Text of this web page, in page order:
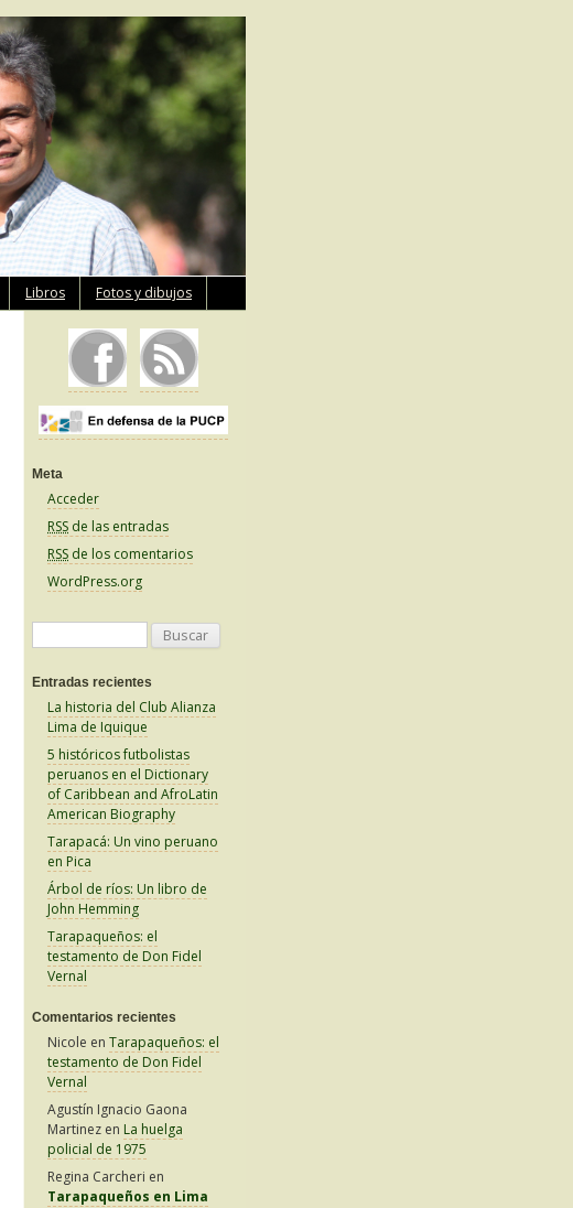
Libros Fotos y dibujos
Meta
Acceder
RSS de las entradas
RSS de los comentarios
WordPress.org
sEntradas recientes
La historia del Club Alianza
Lima de Iquique
5 históricos futbolistas
peruanos en el Dictionary
of Caribbean and AfroLatin
American Biography
Tarapacá: Un vino peruano
en Pica
Árbol de ríos: Un libro de
John Hemming
Tarapaqueños: el
testamento de Don Fidel
Vernal
Comentarios recientes
Nicole enTarapaqueños: el
testamento de Don Fidel
Vernal
Agustín Ignacio Gaona
Martinez en La huelga
policial de 1975
Regina Carcheri en
Tarapaqueños en Lima